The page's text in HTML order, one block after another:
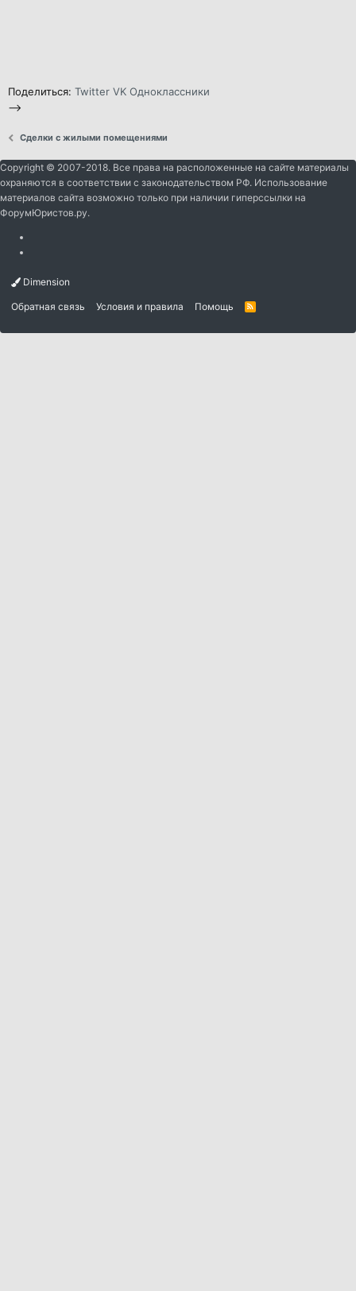
Поделиться: Twitter VK Одноклассники
-->
Сделки с жилыми помещениями
Copyright © 2007-2018. Все права на расположенные на сайте материалы
охраняются в соответствии с законодательством РФ. Использование
материалов сайта возможно только при наличии гиперссылки на
ФорумЮристов.ру.
Dimension
Обратная связь Условия и правила Помощь